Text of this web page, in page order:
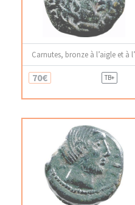
Carnutes, bronze à l’aigle et à
70€ TB+